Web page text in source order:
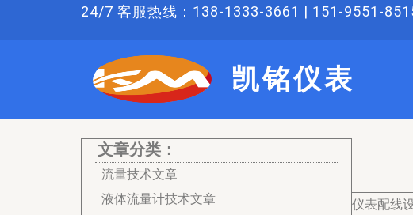
24/7 客服热线：138-1333-3661 | 151-9551-
凯铭仪表
文章分类：
流量技术文章
液体流量计技术文章
仪表配线